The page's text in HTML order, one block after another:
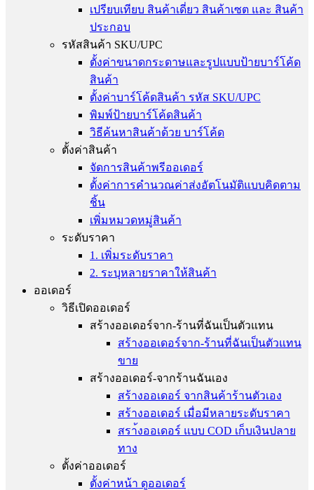
เปรียบเทียบ สินค้าเดี่ยว สินค้าเซต และ สินค้า
ประกอบ
รหัสสินค้า SKU/UPC
ตั้งค่าขนาดกระดาษและรูปแบบป้ายบาร์โค้ด
สินค้า
ตั้งค่าบาร์โค้ดสินค้า รหัส SKU/UPC
พิมพ์ป้ายบาร์โค้ดสินค้า
วิธีค้นหาสินค้าด้วย บาร์โค้ด
ตั้งค่าสินค้า
จัดการสินค้าพรีออเดอร์
ตั้งค่าการคำนวณค่าส่งอัตโนมัติแบบคิดตาม
ชิ้น
เพิ่มหมวดหมู่สินค้า
ระดับราคา
1. เพิ่มระดับราคา
2. ระบุหลายราคาให้สินค้า
ออเดอร์
วิธีเปิดออเดอร์
สร้างออเดอร์จาก-ร้านที่ฉันเป็นตัวแทน
สร้างออเดอร์จาก-ร้านที่ฉันเป็นตัวแทน
ขาย
สร้างออเดอร์-จากร้านฉันเอง
สร้างออเดอร์ จากสินค้าร้านตัวเอง
สร้างออเดอร์ เมื่อมีหลายระดับราคา
สรา้งออเดอร์ แบบ COD เก็บเงินปลาย
ทาง
ตั้งค่าออเดอร์
ตั้งค่าหน้า ดูออเดอร์